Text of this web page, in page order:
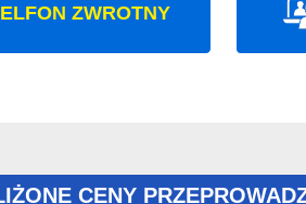
ZWROTNY
CENY